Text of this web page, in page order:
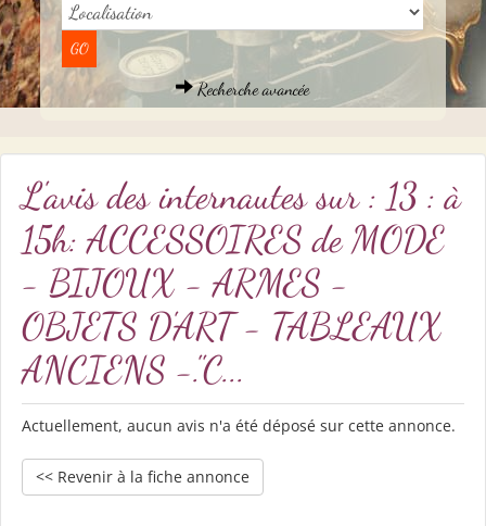
Recherche avancée
L'avis des internautes sur : 13 : à
15h: ACCESSOIRES de MODE
- BIJOUX - ARMES -
OBJETS D'ART - TABLEAUX
ANCIENS -."C...
Actuellement, aucun avis n'a été déposé sur cette annonce.
<< Revenir à la fiche annonce